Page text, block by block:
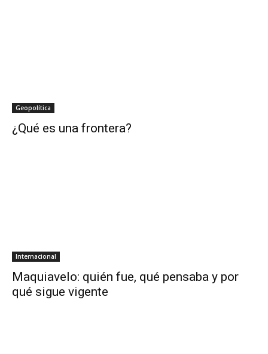
Geopolítica
¿Qué es una frontera?
Internacional
Maquiavelo: quién fue, qué pensaba y por
qué sigue vigente